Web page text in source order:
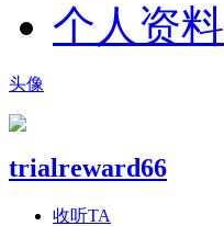
个人资料
头像
trialreward66
收听TA